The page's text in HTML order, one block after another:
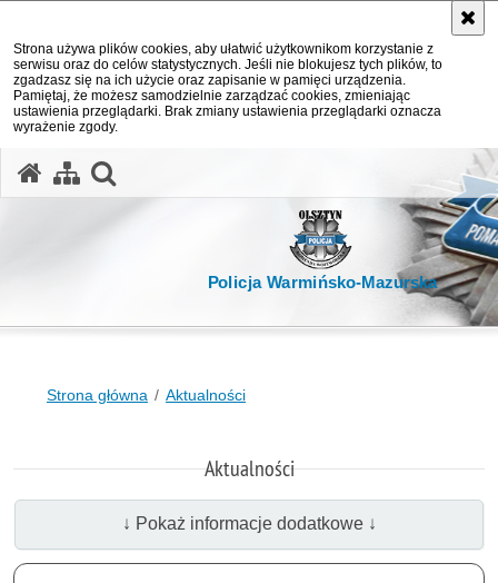
Strona używa plików cookies, aby ułatwić użytkownikom korzystanie z
serwisu oraz do celów statystycznych. Jeśli nie blokujesz tych plików, to
zgadzasz się na ich użycie oraz zapisanie w pamięci urządzenia.
Pamiętaj, że możesz samodzielnie zarządzać cookies, zmieniając
ustawienia przeglądarki. Brak zmiany ustawienia przeglądarki oznacza
wyrażenie zgody.
Policja Warmińsko-Mazurska
Strona główna Aktualności
Aktualności
↓ Pokaż informacje dodatkowe ↓